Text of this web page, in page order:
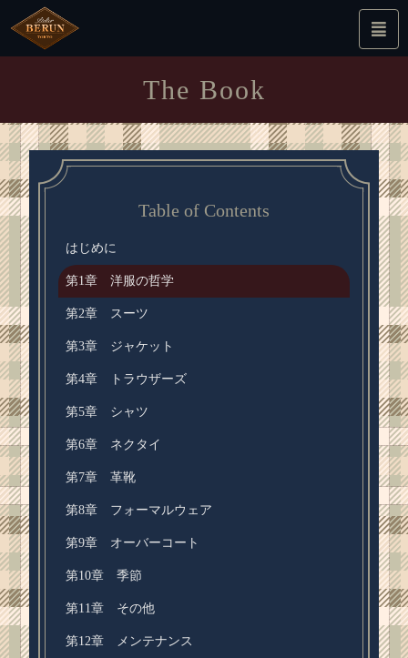
The Book
Table of Contents
はじめに
第1章 洋服の哲学
第2章 スーツ
第3章 ジャケット
第4章 トラウザーズ
第5章 シャツ
第6章 ネクタイ
第7章 革靴
第8章 フォーマルウェア
第9章 オーバーコート
第10章 季節
第11章 その他
第12章 メンテナンス